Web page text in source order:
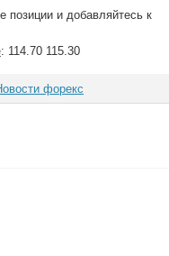
и добавляйтесь к
: 114.70 115.30
форекс